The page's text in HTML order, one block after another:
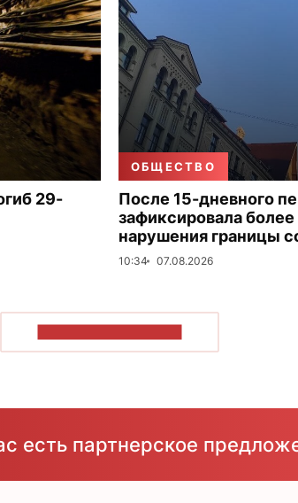
29-
ОБЩЕСТВО
После 15-дневного
зафиксировала
нарушения границы
10:34 07.08.2026
есть партнерское